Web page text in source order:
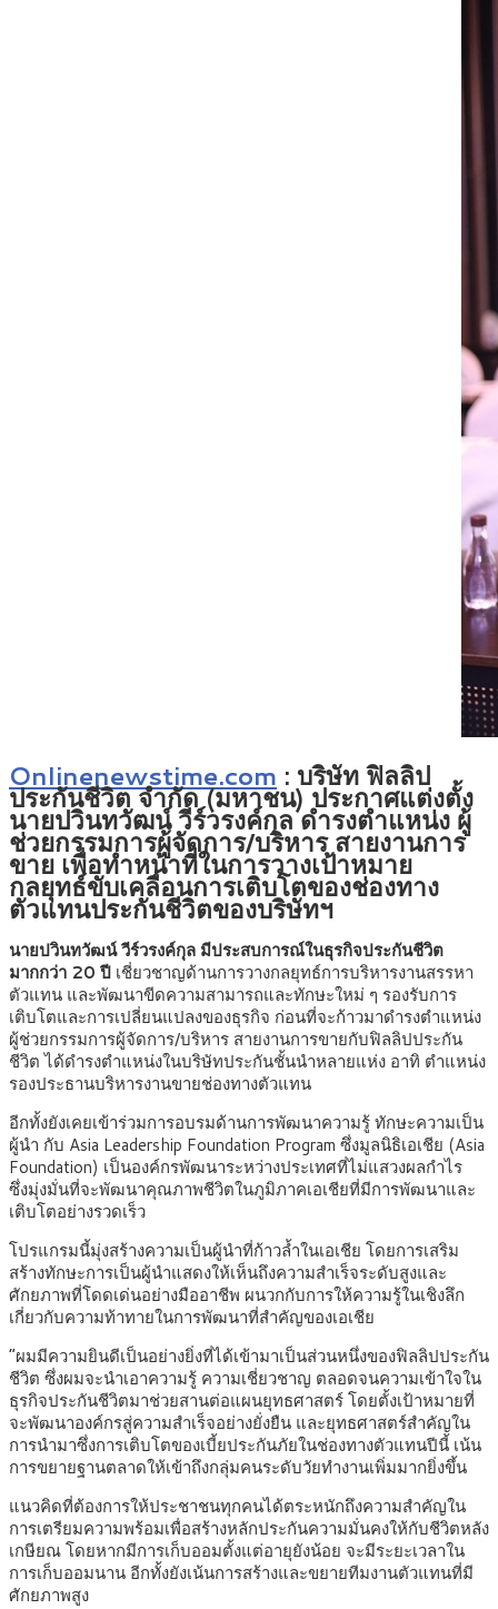
Onlinenewstime.com : บริษัท ฟิลลิป
ประกันชีวิต จำกัด (มหาชน) ประกาศแต่งตั้ง
นายปวินทวัฒน์ วีร์วรงค์กุล ดำรงตำแหน่ง ผู้
ช่วยกรรมการผู้จัดการ/บริหาร สายงานการ
ขาย เพื่อทำหน้าที่ในการวางเป้าหมาย
กลยุทธ์ขับเคลื่อนการเติบโตของช่องทาง
ตัวแทนประกันชีวิตของบริษัทฯ
นายปวินทวัฒน์ วีร์วรงค์กุล มีประสบการณ์ในธุรกิจประกันชีวิต
มากกว่า 20 ปี เชี่ยวชาญด้านการวางกลยุทธ์การบริหารงานสรรหา
ตัวแทน และพัฒนาขีดความสามารถและทักษะใหม่ ๆ รองรับการ
เติบโตและการเปลี่ยนแปลงของธุรกิจ ก่อนที่จะก้าวมาดำรงตำแหน่ง
ผู้ช่วยกรรมการผู้จัดการ/บริหาร สายงานการขายกับฟิลลิปประกัน
ชีวิต ได้ดำรงตำแหน่งในบริษัทประกันชั้นนำหลายแห่ง อาทิ ตำแหน่ง
รองประธานบริหารงานขายช่องทางตัวแทน
อีกทั้งยังเคยเข้าร่วมการอบรมด้านการพัฒนาความรู้ ทักษะความเป็น
ผู้นำ กับ Asia Leadership Foundation Program ซึ่งมูลนิธิเอเชีย (Asia
Foundation) เป็นองค์กรพัฒนาระหว่างประเทศที่ไม่แสวงผลกำไร
ซึ่งมุ่งมั่นที่จะพัฒนาคุณภาพชีวิตในภูมิภาคเอเชียที่มีการพัฒนาและ
เติบโตอย่างรวดเร็ว
โปรแกรมนี้มุ่งสร้างความเป็นผู้นำที่ก้าวล้ำในเอเชีย โดยการเสริม
สร้างทักษะการเป็นผู้นำแสดงให้เห็นถึงความสำเร็จระดับสูงและ
ศักยภาพที่โดดเด่นอย่างมืออาชีพ ผนวกกับการให้ความรู้ในเชิงลึก
เกี่ยวกับความท้าทายในการพัฒนาที่สำคัญของเอเชีย
“ผมมีความยินดีเป็นอย่างยิ่งที่ได้เข้ามาเป็นส่วนหนึ่งของฟิลลิปประกัน
ชีวิต ซึ่งผมจะนำเอาความรู้ ความเชี่ยวชาญ ตลอดจนความเข้าใจใน
ธุรกิจประกันชีวิตมาช่วยสานต่อแผนยุทธศาสตร์ โดยตั้งเป้าหมายที่
จะพัฒนาองค์กรสู่ความสำเร็จอย่างยั่งยืน และยุทธศาสตร์สำคัญใน
การนำมาซึ่งการเติบโตของเบี้ยประกันภัยในช่องทางตัวแทนปีนี้ เน้น
การขยายฐานตลาดให้เข้าถึงกลุ่มคนระดับวัยทำงานเพิ่มมากยิ่งขึ้น
แนวคิดที่ต้องการให้ประชาชนทุกคนได้ตระหนักถึงความสำคัญใน
การเตรียมความพร้อมเพื่อสร้างหลักประกันความมั่นคงให้กับชีวิตหลัง
เกษียณ โดยหากมีการเก็บออมตั้งแต่อายุยังน้อย จะมีระยะเวลาใน
การเก็บออมนาน อีกทั้งยังเน้นการสร้างและขยายทีมงานตัวแทนที่มี
ศักยภาพสูง